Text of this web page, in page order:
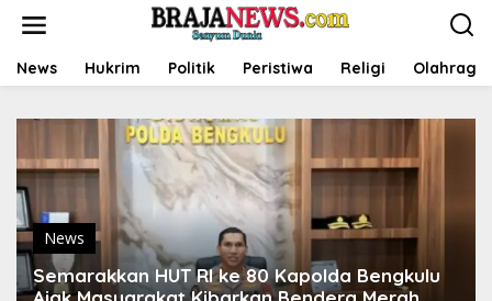
t
News Hukrim Politik Peristiwa Religi Olahraga
News
Semarakkan HUT RI ke 80 Kapolda Bengkulu